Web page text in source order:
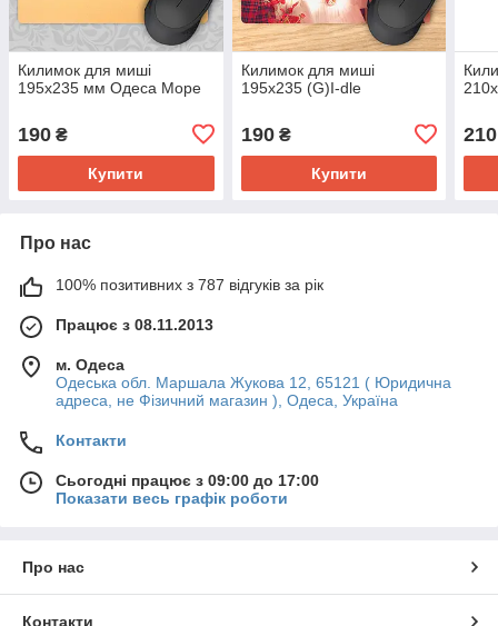
Килимок для миші
195х235 мм Одеса Море
190 ₴
Купити
Килимок для миші
195х235 (G)I-dle
190₴
Купити
210
Про нас
100% позитивних з 787 відгуків за рік
Працює з 08.11.2013
м. Одеса
Одеська обл. Маршала Жукова 12, 65121 ( Юридична
адреса, не Фізичний магазин ), Одеса, Україна
Контакти
Сьогодні працює з 09:00 до 17:00
Показати весь графік роботи
Про нас
Контакти